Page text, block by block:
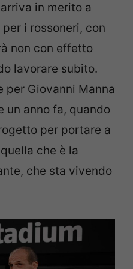
in merito a
i rossoneri, con
non con effetto
lavorare subito.
per Giovanni Manna
un anno fa, quando
per portare a
che è la
che sta vivendo